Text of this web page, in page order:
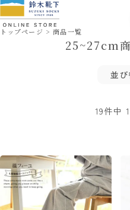
トップページ 商品一覧
25~27cm
並
19件中 1